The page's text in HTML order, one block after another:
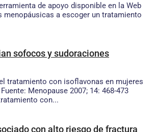
de apoyo disponible en la Web
menopáusicas a escoger un tratamiento
sofocos y sudoraciones
tratamiento con isoflavonas en mujeres
Menopause 2007; 14: 468-473
con...
con alto riesgo de fractura